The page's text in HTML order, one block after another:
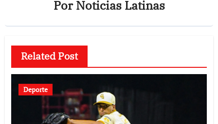
PorNoticias Latinas
Related Post
Deporte